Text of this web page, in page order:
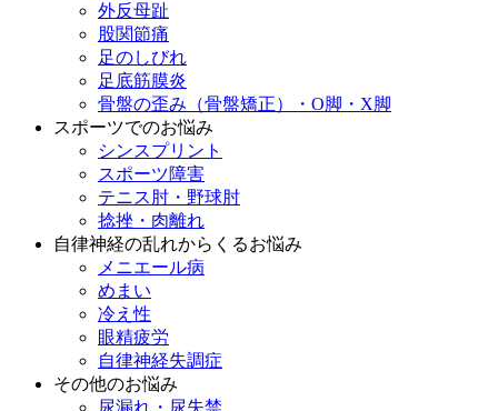
外反母趾
股関節痛
足のしびれ
足底筋膜炎
骨盤の歪み（骨盤矯正）・O脚・X脚
スポーツでのお悩み
シンスプリント
スポーツ障害
テニス肘・野球肘
捻挫・肉離れ
自律神経の乱れからくるお悩み
メニエール病
めまい
冷え性
眼精疲労
自律神経失調症
その他のお悩み
尿漏れ・尿失禁